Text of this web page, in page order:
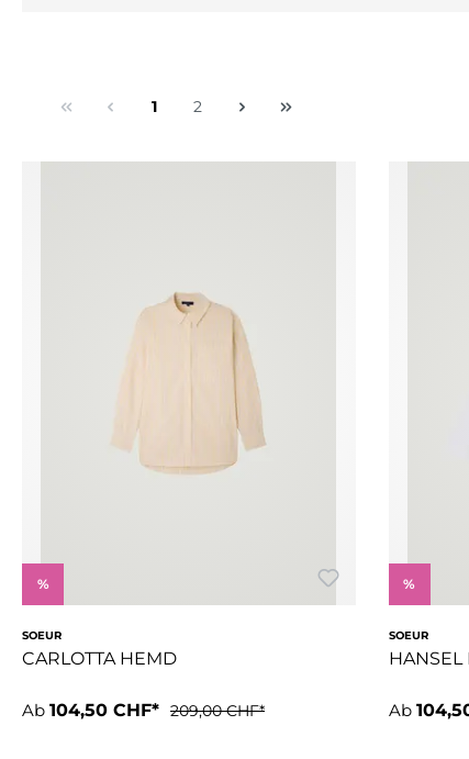
1 2
%
SOEUR
CARLOTTA HEMD
- Lockere Passform- Hemdkragen- Knopfleiste vorne-
Ab 104,50 CHF* 209,00 CHF*
%
SOEUR
HANSEL
- Lockere
Ab